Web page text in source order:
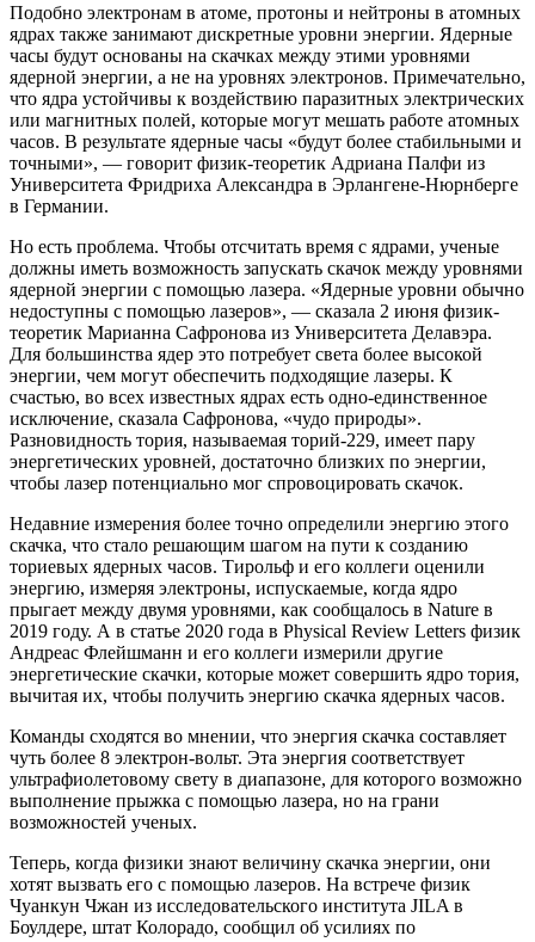
Подобно электронам в атоме, протоны и нейтроны в атомных
ядрах также занимают дискретные уровни энергии. Ядерные
часы будут основаны на скачках между этими уровнями
ядерной энергии, а не на уровнях электронов. Примечательно,
что ядра устойчивы к воздействию паразитных электрических
или магнитных полей, которые могут мешать работе атомных
часов. В результате ядерные часы «будут более стабильными и
точными», — говорит физик-теоретик Адриана Палфи из
Университета Фридриха Александра в Эрлангене-Нюрнберге
в Германии.
Но есть проблема. Чтобы отсчитать время с ядрами, ученые
должны иметь возможность запускать скачок между уровнями
ядерной энергии с помощью лазера. «Ядерные уровни обычно
недоступны с помощью лазеров», — сказала 2 июня физик-
теоретик Марианна Сафронова из Университета Делавэра.
Для большинства ядер это потребует света более высокой
энергии, чем могут обеспечить подходящие лазеры. К
счастью, во всех известных ядрах есть одно-единственное
исключение, сказала Сафронова, «чудо природы».
Разновидность тория, называемая торий-229, имеет пару
энергетических уровней, достаточно близких по энергии,
чтобы лазер потенциально мог спровоцировать скачок.
Недавние измерения более точно определили энергию этого
скачка, что стало решающим шагом на пути к созданию
ториевых ядерных часов. Тирольф и его коллеги оценили
энергию, измеряя электроны, испускаемые, когда ядро
прыгает между двумя уровнями, как сообщалось в Nature в
2019 году. А в статье 2020 года в Physical Review Letters физик
Андреас Флейшманн и его коллеги измерили другие
энергетические скачки, которые может совершить ядро тория,
вычитая их, чтобы получить энергию скачка ядерных часов.
Команды сходятся во мнении, что энергия скачка составляет
чуть более 8 электрон-вольт. Эта энергия соответствует
ультрафиолетовому свету в диапазоне, для которого возможно
выполнение прыжка с помощью лазера, но на грани
возможностей ученых.
Теперь, когда физики знают величину скачка энергии, они
хотят вызвать его с помощью лазеров. На встрече физик
Чуанкун Чжан из исследовательского института JILA в
Боулдере, штат Колорадо, сообщил об усилиях по